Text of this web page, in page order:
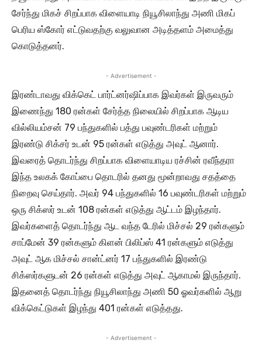
சேர்ந்து மிகச் சிறப்பாக விளையாடி நியூசிலாந்து அணி மிகப்
பெரிய ஸ்கோர் எட்டுவதற்கு வலுவான அடித்தளம் அமைத்து
கொடுத்தனர்.
- Advertisement -
இரண்டாவது விக்கெட் பார்ட்னர்ஷிப்பாக இவர்கள் இருவரும்
இணைந்து 180 ரன்கள் சேர்த்த நிலையில் சிறப்பாக ஆடிய
வில்லியம்சன் 79 பந்துகளில் பத்து பவுண்டரிகள் மற்றும்
இரண்டு சிக்சர் உடன் 95 ரன்கள் எடுத்து அவுட் ஆனார்.
இவரைத் தொடர்ந்து சிறப்பாக விளையாடிய ரச்சின் ரவீந்தரா
இந்த உலகக் கோப்பை தொடரில் தனது மூன்றாவது சதத்தை
நிறைவு செய்தார். அவர் 94 பந்துகளில் 16 பவுண்டரிகள் மற்றும்
ஒரு சிக்ஸர் உடன் 108 ரன்கள் எடுத்து ஆட்டம் இழந்தார்.
இவர்களைத் தொடர்ந்து ஆட வந்த டேரில் மிச்சல் 29 ரன்களும்
சாப்மேன் 39 ரன்களும் கிளன் பிலிப்ஸ் 41 ரன்களும் எடுத்து
அவுட் ஆக மிச்சல் சான்ட்னர் 17 பந்துகளில் இரண்டு
சிக்ஸர்களுடன் 26 ரன்கள் எடுத்து அவுட் ஆகாமல் இருந்தார்.
இதனைத் தொடர்ந்து நியூசிலாந்து அணி 50 ஓவர்களில் ஆறு
விக்கெட்டுகள் இழந்து 401 ரன்கள் எடுத்தது.
- Advertisement -